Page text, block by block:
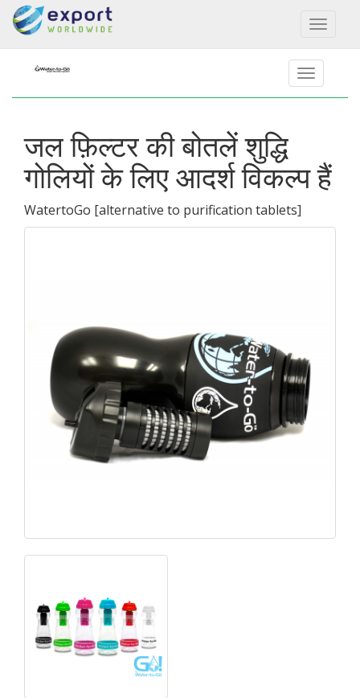
Toggle
जल फ़िल्टर की बोतलें शुद्धि
गोलियों के लिए आदर्श विकल्प हैं
WatertoGo [alternative to purification tablets]